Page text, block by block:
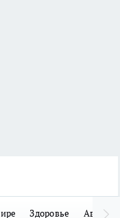
Здоровье Авто